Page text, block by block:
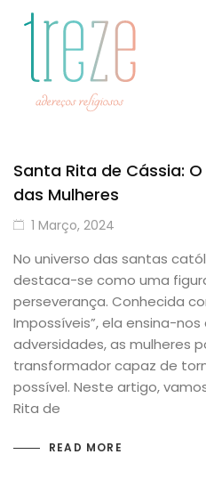
Santa Rita de Cássia:
das Mulheres
1 Março, 2024
No universo das santas
destaca-se como uma
perseverança. Conhecida
Impossíveis”, ela ensina-
adversidades, as mulheres
transformador capaz de
possível. Neste artigo,
Rita de
READ MORE